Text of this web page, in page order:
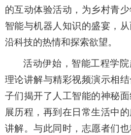
的互动体验活动，为乡村青
智能与机器人知识的盛宴，
沿科技的热情和探索欲望。
活动伊始，智能工程学
理论讲解与精彩视频演示相
子们揭开了人工智能的神秘
展历程，再到在日常生活中
讲解。与此同时，志愿者们